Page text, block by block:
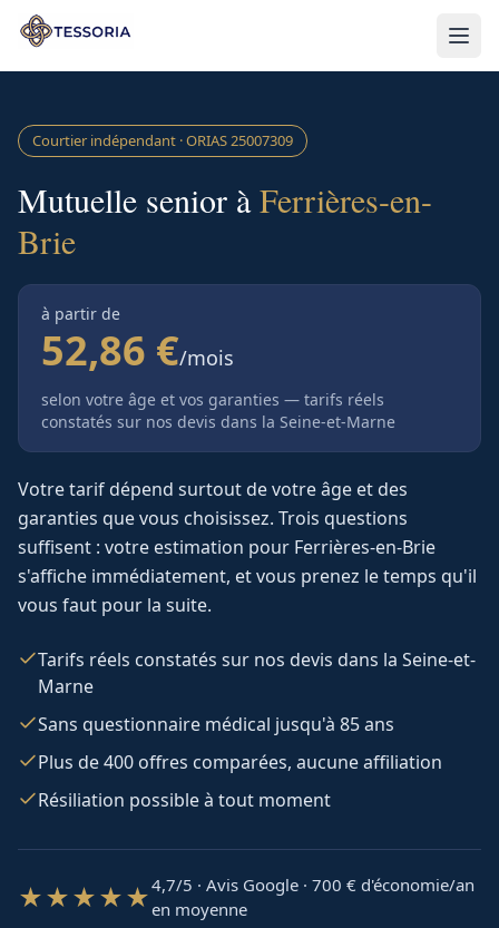
Aller au contenu principal
Courtier indépendant · ORIAS25007309
Mutuelle senior àFerrières-en-
Brie
à partir de
52,86 €/mois
selon votre âge et vos garanties — tarifs réels
constatés sur nos devis dans la Seine-et-Marne
Votre tarif dépend surtout de votre âge et des
garanties que vous choisissez. Trois questions
suffisent : votre estimation pour Ferrières-en-Brie
s'affiche immédiatement, et vous prenez le temps qu'il
vous faut pour la suite.
Tarifs réels constatés sur nos devis dans la Seine-et-
Marne
Sans questionnaire médical jusqu'à 85 ans
Plus de 400 offres comparées, aucune affiliation
Résiliation possible à tout moment
★★★★★4,7/5 · Avis Google · 700 € d'économie/an
en moyenne